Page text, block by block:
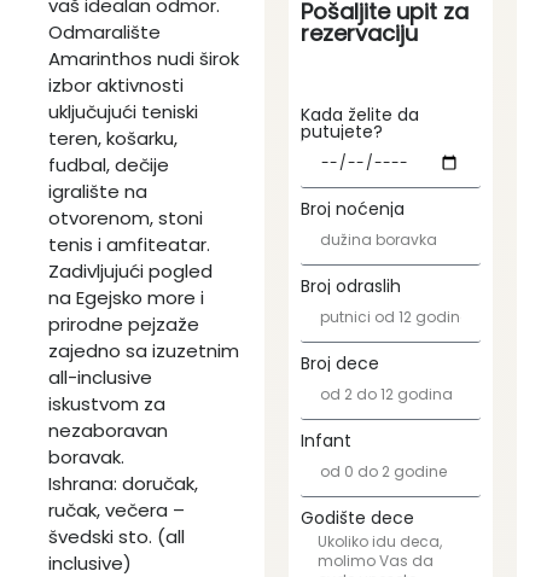
vaš idealan odmor.
Odmaralište
Amarinthos nudi širok
izbor aktivnosti
uključujući teniski
teren, košarku,
fudbal, dečije
igralište na
otvorenom, stoni
tenis i amfiteatar.
Zadivljujući pogled
na Egejsko more i
prirodne pejzaže
zajedno sa izuzetnim
all-inclusive
iskustvom za
nezaboravan
boravak.
Ishrana: doručak,
ručak, večera –
švedski sto. (all
inclusive)
Pošaljite upit za
rezervaciju
Kada želite da
putujete?
Broj noćenja
Broj odraslih
Broj dece
Infant
Godište dece